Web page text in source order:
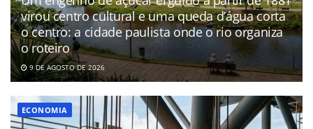
virou centro cultural e uma queda d’água corta
o centro: a cidade paulista onde o rio organiza
o roteiro
9 DE AGOSTO DE 2026
ECONOMIA